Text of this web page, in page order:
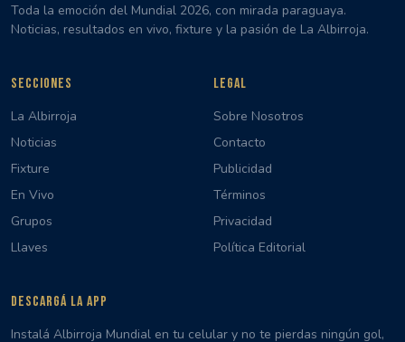
Toda la emoción del Mundial 2026, con mirada paraguaya.
Noticias, resultados en vivo, fixture y la pasión de La Albirroja.
SECCIONES
La Albirroja
Noticias
Fixture
En Vivo
Grupos
Llaves
LEGAL
Sobre Nosotros
Contacto
Publicidad
Términos
Privacidad
Política Editorial
DESCARGÁ LA APP
Instalá Albirroja Mundial en tu celular y no te pierdas ningún gol,